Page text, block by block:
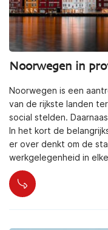
Noorwegen in
Noorwegen is een
van de rijkste landen
social stelden.
In het kort de
er over denkt om de
werkgelegenheid in